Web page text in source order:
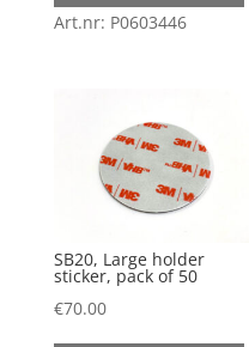
Art.nr: P0603446
SB20, Large holder
sticker, pack of 50
€70.00